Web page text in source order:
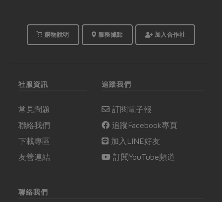
購物說明 服務據點 加入合作社
社服資訊
常見問題
聯絡我們
下載專區
友善連結
追蹤我們
訂閱電子報
追蹤Facebook專頁
加入LINE好友
訂閱YouTube頻道
聯絡我們